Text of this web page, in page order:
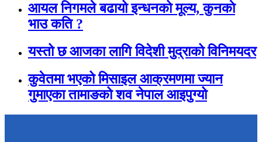
आयल निगमले बढायो इन्धनको मूल्य, कुनकाे
भाउ कति ?
यस्तो छ आजका लागि विदेशी मुद्राको विनिमयदर
कुवेतमा भएको मिसाइल आक्रमणमा ज्यान
गुमाएका तामाङको शव नेपाल आइपुग्यो